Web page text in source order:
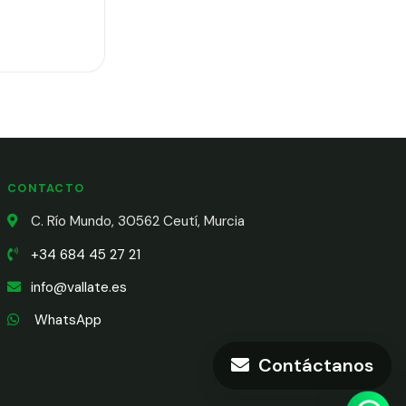
Contáctanos
CONTACTO
C. Río Mundo, 30562 Ceutí, Murcia
+34 684 45 27 21
info@vallate.es
WhatsApp